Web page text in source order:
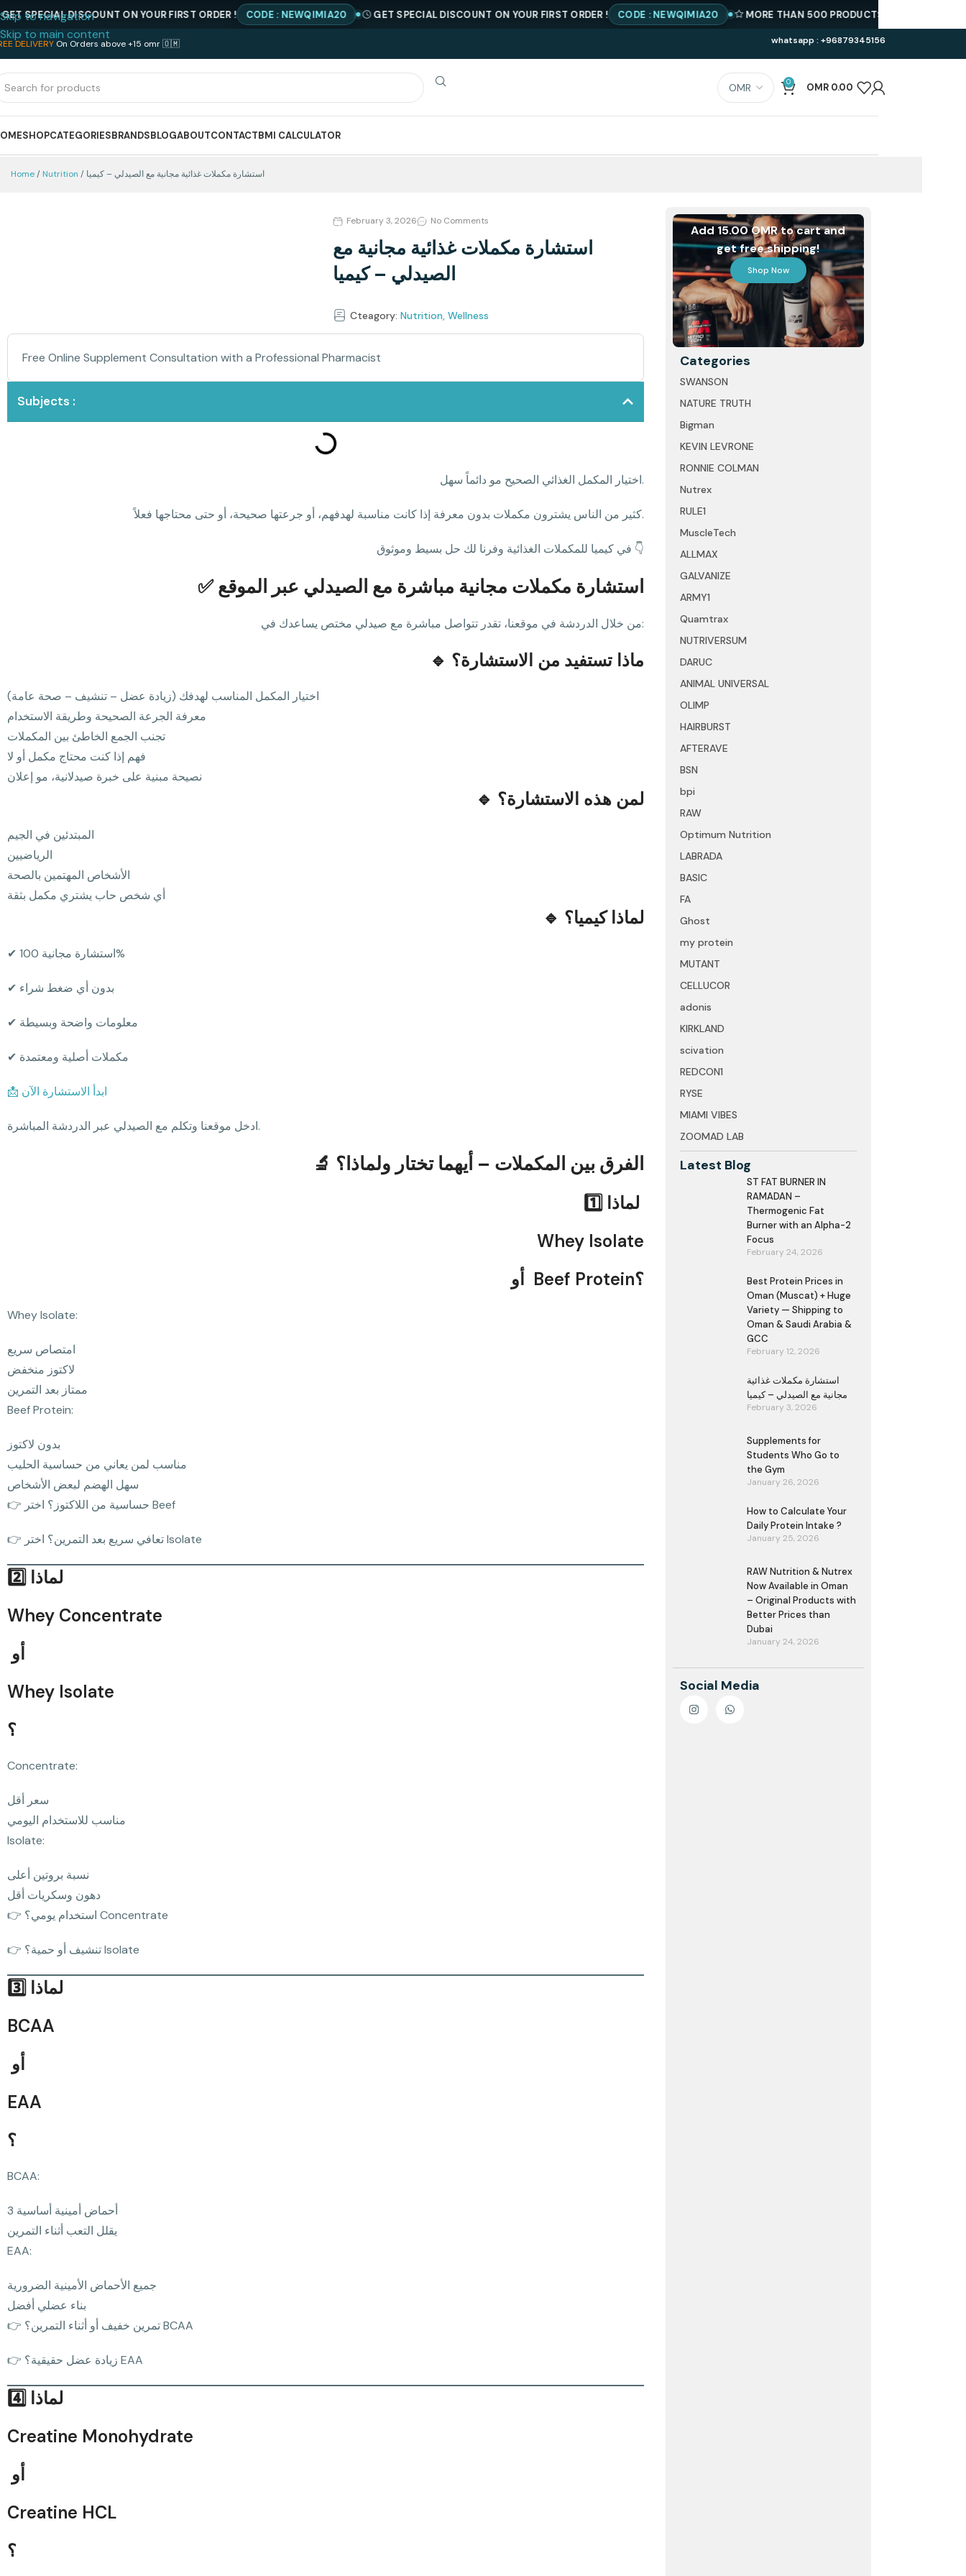
Skip to navigation
Skip to main content
DELIVERY On Orders above +15 omr 🇴🇲 whatsapp : +96879345156
0 OMR 0.00
SHOPCATEGORIESBRANDSBLOGABOUTCONTACTBMI CALCULATOR
Home Nutrition استشارة مكملات غذائية مجانية مع الصيدلي – كيميا
February 3, 2026 No Comments
استشارة مكملات غذائية مجانية مع
الصيدلي – كيميا
Cteagory: Nutrition, Wellness
Free Online Supplement Consultation with a Professional Pharmacist
Subjects :
اختيار المكمل الغذائي الصحيح مو دائماً سهل.
كثير من الناس يشترون مكملات بدون معرفة إذا كانت مناسبة لهدفهم، أو جرعتها صحيحة، أو حتى محتاجها فعلاً.
في كيميا للمكملات الغذائية وفرنا لك حل بسيط وموثوق 👇
✅ استشارة مكملات مجانية مباشرة مع الصيدلي عبر الموقع
من خلال الدردشة في موقعنا، تقدر تتواصل مباشرة مع صيدلي مختص يساعدك في:
🔹 ماذا تستفيد من الاستشارة؟
اختيار المكمل المناسب لهدفك (زيادة عضل – تنشيف – صحة عامة)
معرفة الجرعة الصحيحة وطريقة الاستخدام
تجنب الجمع الخاطئ بين المكملات
فهم إذا كنت محتاج مكمل أو لا
نصيحة مبنية على خبرة صيدلانية، مو إعلان
🔹 لمن هذه الاستشارة؟
المبتدئين في الجيم
الرياضيين
الأشخاص المهتمين بالصحة
أي شخص حاب يشتري مكمل بثقة
🔹 لماذا كيميا؟
✔ استشارة مجانية 100%
✔ بدون أي ضغط شراء
✔ معلومات واضحة وبسيطة
✔ مكملات أصلية ومعتمدة
📩 ابدأ الاستشارة الآن
ادخل موقعنا وتكلم مع الصيدلي عبر الدردشة المباشرة.
🔬 الفرق بين المكملات – أيهما تختار ولماذا؟
Whey Isolate
أو Beef Protein؟
Whey Isolate:
امتصاص سريع
لاكتوز منخفض
ممتاز بعد التمرين
Beef Protein:
بدون لاكتوز
مناسب لمن يعاني من حساسية الحليب
سهل الهضم لبعض الأشخاص
👉 حساسية من اللاكتوز؟ اختر Beef
👉 تعافي سريع بعد التمرين؟ اختر Isolate
Whey Concentrate
Whey Isolate
؟
Concentrate:
سعر أقل
مناسب للاستخدام اليومي
Isolate:
نسبة بروتين أعلى
دهون وسكريات أقل
👉 استخدام يومي؟ Concentrate
👉 تنشيف أو حمية؟ Isolate
BCAA
EAA
؟
BCAA:
3 أحماض أمينية أساسية
يقلل التعب أثناء التمرين
EAA:
جميع الأحماض الأمينية الضرورية
بناء عضلي أفضل
👉 تمرين خفيف أو أثناء التمرين؟ BCAA
👉 زيادة عضل حقيقية؟ EAA
Creatine Monohydrate
Creatine HCL
؟
Add 15.00 OMR to cart and
get free shipping!
Shop Now
Categories
SWANSON
NATURE TRUTH
Bigman
KEVIN LEVRONE
RONNIE COLMAN
Nutrex
RULE1
MuscleTech
ALLMAX
GALVANIZE
ARMY1
Quamtrax
NUTRIVERSUM
DARUC
ANIMAL UNIVERSAL
OLIMP
HAIRBURST
AFTERAVE
BSN
bpi
RAW
Optimum Nutrition
LABRADA
BASIC
FA
Ghost
my protein
MUTANT
CELLUCOR
adonis
KIRKLAND
scivation
REDCON1
RYSE
MIAMI VIBES
ZOOMAD LAB
Latest Blog
ST FAT BURNER IN
RAMADAN –
Thermogenic Fat
Burner with an Alpha-2
Focus
February 24, 2026
Best Protein Prices in
Oman (Muscat) + Huge
Variety — Shipping to
Oman & Saudi Arabia &
GCC
February 12, 2026
استشارة مكملات غذائية
مجانية مع الصيدلي – كيميا
February 3, 2026
Supplements for
Students Who Go to
the Gym
January 26, 2026
How to Calculate Your
Daily Protein Intake ?
January 25, 2026
RAW Nutrition & Nutrex
Now Available in Oman
– Original Products with
Better Prices than
Dubai
January 24, 2026
Social Media
DISCOUNT ON YOUR FIRST ORDER ! CODE : NEWQIMIA20 GET SPECIAL DISCOUNT ON YOUR FIRST ORDER ! CODE : NEWQIMIA20 MORE THAN 500 PRODUCTS AVAILABLE